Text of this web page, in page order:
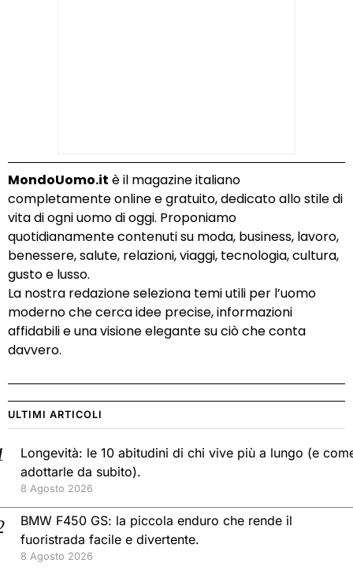
MondoUomo.it è il magazine italiano
completamente online e gratuito, dedicato allo stile di
vita di ogni uomo di oggi. Proponiamo
quotidianamente contenuti su moda, business, lavoro,
benessere, salute, relazioni, viaggi, tecnologia, cultura,
gusto e lusso.
La nostra redazione seleziona temi utili per l’uomo
moderno che cerca idee precise, informazioni
affidabili e una visione elegante su ciò che conta
davvero.
ULTIMI ARTICOLI
Longevità: le 10 abitudini di chi vive più a lungo (e
adottarle da subito).
8 Agosto 2026
BMW F450 GS: la piccola enduro che rende il
fuoristrada facile e divertente.
8 Agosto 2026